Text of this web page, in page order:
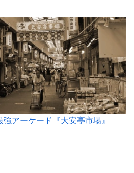
アーケード『大安亭市場』